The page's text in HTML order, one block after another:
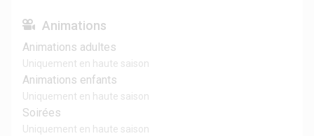
Animations
Animations adultes
Uniquement en haute saison
Animations enfants
Uniquement en haute saison
Soirées
Uniquement en haute saison